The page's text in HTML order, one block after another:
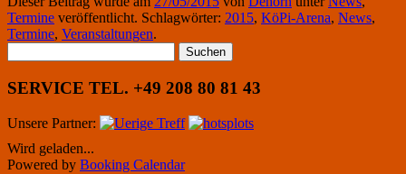
Termine veröffentlicht. Schlagwörter: 2015, KöPi-Arena, News,
Termine, Veranstaltungen.
nach:
SERVICE TEL. +49 208 80 81 43
Unsere Partner:
Wird geladen...
Powered by Booking Calendar